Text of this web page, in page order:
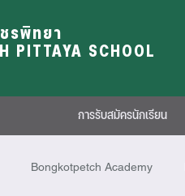
รพิทยา
PITTAYA SCHOOL
การรับสมัครนักเรียน
Bongkotpetch Academy